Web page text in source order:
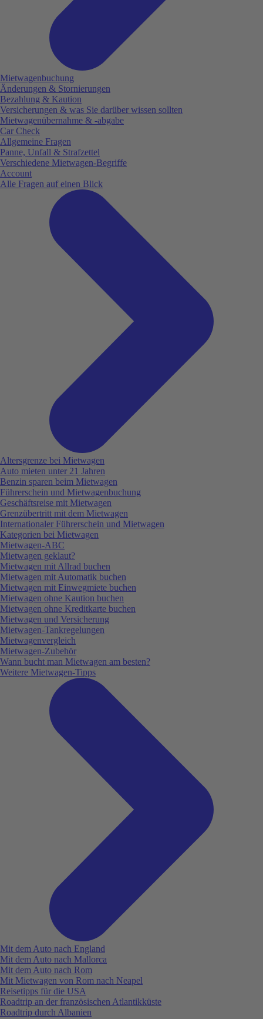
Mietwagenbuchung
Änderungen & Stornierungen
Bezahlung & Kaution
Versicherungen & was Sie darüber wissen sollten
Mietwagenübernahme & -abgabe
Car Check
Allgemeine Fragen
Panne, Unfall & Strafzettel
Verschiedene Mietwagen-Begriffe
Account
Alle Fragen auf einen Blick
Altersgrenze bei Mietwagen
Auto mieten unter 21 Jahren
Benzin sparen beim Mietwagen
Führerschein und Mietwagenbuchung
Geschäftsreise mit Mietwagen
Grenzübertritt mit dem Mietwagen
Internationaler Führerschein und Mietwagen
Kategorien bei Mietwagen
Mietwagen-ABC
Mietwagen geklaut?
Mietwagen mit Allrad buchen
Mietwagen mit Automatik buchen
Mietwagen mit Einwegmiete buchen
Mietwagen ohne Kaution buchen
Mietwagen ohne Kreditkarte buchen
Mietwagen und Versicherung
Mietwagen-Tankregelungen
Mietwagenvergleich
Mietwagen-Zubehör
Wann bucht man Mietwagen am besten?
Weitere Mietwagen-Tipps
Mit dem Auto nach England
Mit dem Auto nach Mallorca
Mit dem Auto nach Rom
Mit Mietwagen von Rom nach Neapel
Reisetipps für die USA
Roadtrip an der französischen Atlantikküste
Roadtrip durch Albanien